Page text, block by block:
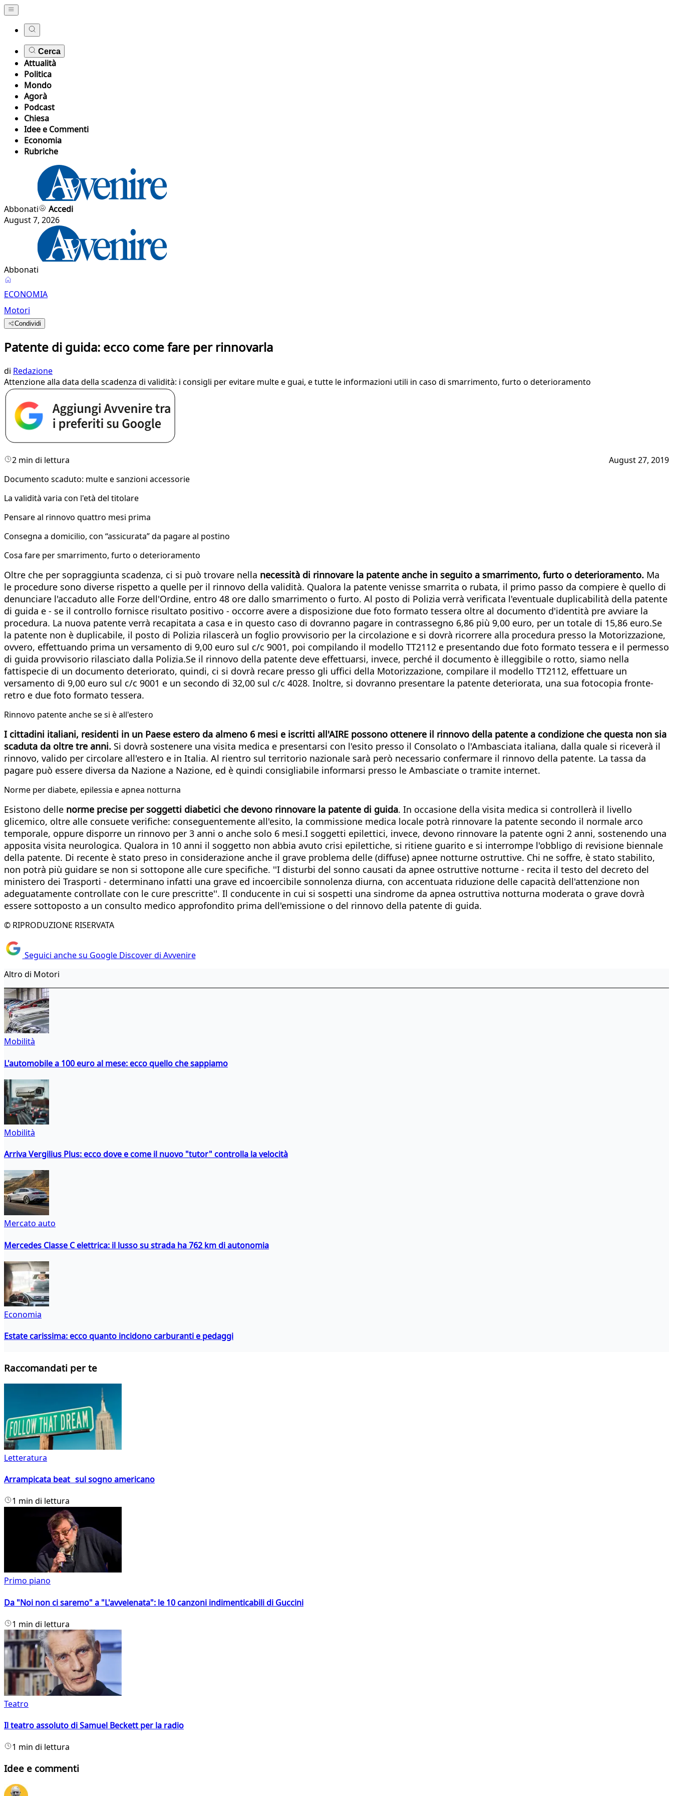
Cerca
Attualità
Politica
Mondo
Agorà
Podcast
Chiesa
Idee e Commenti
Economia
Rubriche
Abbonati
Accedi
August 7, 2026
Abbonati
ECONOMIA
Motori
Condividi
Patente di guida: ecco come fare per rinnovarla
di Redazione
Attenzione alla data della scadenza di validità: i consigli per evitare multe e guai, e tutte le informazioni utili in caso di smarrimento, furto o deterioramento
2 min di lettura
August 27, 2019
Documento scaduto: multe e sanzioni accessorie
La validità varia con l'età del titolare
Pensare al rinnovo quattro mesi prima
Consegna a domicilio, con “assicurata” da pagare al postino
Cosa fare per smarrimento, furto o deterioramento
Oltre che per sopraggiunta scadenza, ci si può trovare nella necessità di rinnovare la patente anche in seguito a smarrimento, furto o deterioramento. Ma
le procedure sono diverse rispetto a quelle per il rinnovo della validità. Qualora la patente venisse smarrita o rubata, il primo passo da compiere è quello di
denunciare l'accaduto alle Forze dell'Ordine, entro 48 ore dallo smarrimento o furto. Al posto di Polizia verrà verificata l'eventuale duplicabilità della patente
di guida e - se il controllo fornisce risultato positivo - occorre avere a disposizione due foto formato tessera oltre al documento d'identità pre avviare la
procedura. La nuova patente verrà recapitata a casa e in questo caso di dovranno pagare in contrassegno 6,86 più 9,00 euro, per un totale di 15,86 euro.Se
la patente non è duplicabile, il posto di Polizia rilascerà un foglio provvisorio per la circolazione e si dovrà ricorrere alla procedura presso la Motorizzazione,
ovvero, effettuando prima un versamento di 9,00 euro sul c/c 9001, poi compilando il modello TT2112 e presentando due foto formato tessera e il permesso
di guida provvisorio rilasciato dalla Polizia.Se il rinnovo della patente deve effettuarsi, invece, perché il documento è illeggibile o rotto, siamo nella
fattispecie di un documento deteriorato, quindi, ci si dovrà recare presso gli uffici della Motorizzazione, compilare il modello TT2112, effettuare un
versamento di 9,00 euro sul c/c 9001 e un secondo di 32,00 sul c/c 4028. Inoltre, si dovranno presentare la patente deteriorata, una sua fotocopia fronte-
retro e due foto formato tessera.
Rinnovo patente anche se si è all'estero
I cittadini italiani, residenti in un Paese estero da almeno 6 mesi e iscritti all'AIRE possono ottenere il rinnovo della patente a condizione che questa non sia
scaduta da oltre tre anni. Si dovrà sostenere una visita medica e presentarsi con l'esito presso il Consolato o l'Ambasciata italiana, dalla quale si riceverà il
rinnovo, valido per circolare all'estero e in Italia. Al rientro sul territorio nazionale sarà però necessario confermare il rinnovo della patente. La tassa da
pagare può essere diversa da Nazione a Nazione, ed è quindi consigliabile informarsi presso le Ambasciate o tramite internet.
Norme per diabete, epilessia e apnea notturna
Esistono delle norme precise per soggetti diabetici che devono rinnovare la patente di guida. In occasione della visita medica si controllerà il livello
glicemico, oltre alle consuete verifiche: conseguentemente all'esito, la commissione medica locale potrà rinnovare la patente secondo il normale arco
temporale, oppure disporre un rinnovo per 3 anni o anche solo 6 mesi.I soggetti epilettici, invece, devono rinnovare la patente ogni 2 anni, sostenendo una
apposita visita neurologica. Qualora in 10 anni il soggetto non abbia avuto crisi epilettiche, si ritiene guarito e si interrompe l'obbligo di revisione biennale
della patente. Di recente è stato preso in considerazione anche il grave problema delle (diffuse) apnee notturne ostruttive. Chi ne soffre, è stato stabilito,
non potrà più guidare se non si sottopone alle cure specifiche. ''I disturbi del sonno causati da apnee ostruttive notturne - recita il testo del decreto del
ministero dei Trasporti - determinano infatti una grave ed incoercibile sonnolenza diurna, con accentuata riduzione delle capacità dell'attenzione non
adeguatamente controllate con le cure prescritte''. Il conducente in cui si sospetti una sindrome da apnea ostruttiva notturna moderata o grave dovrà
essere sottoposto a un consulto medico approfondito prima dell'emissione o del rinnovo della patente di guida.
© RIPRODUZIONE RISERVATA
Seguici anche su Google Discover di Avvenire
Altro di Motori
Mobilità
L'automobile a 100 euro al mese: ecco quello che sappiamo
Mobilità
Arriva Vergilius Plus: ecco dove e come il nuovo "tutor" controlla la velocità
Mercato auto
Mercedes Classe C elettrica: il lusso su strada ha 762 km di autonomia
Economia
Estate carissima: ecco quanto incidono carburanti e pedaggi
Raccomandati per te
Letteratura
Arrampicata beat sul sogno americano
1 min di lettura
Primo piano
Da "Noi non ci saremo" a "L'avvelenata": le 10 canzoni indimenticabili di Guccini
1 min di lettura
Teatro
Il teatro assoluto di Samuel Beckett per la radio
1 min di lettura
Idee e commenti